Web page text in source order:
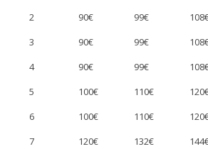
2
90€ 99€
3
90€ 99€
4
90€ 99€
5
100€ 110€
6
100€ 110€
7
120€ 132€